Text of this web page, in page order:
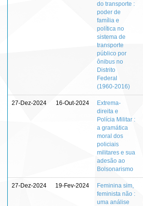
do transporte :
poder de
família e
política no
sistema de
transporte
público por
ônibus no
Distrito
Federal
(1960-2016)
27-Dez-2024 16-Out-2024
Extrema-
direita e
Polícia Militar :
a gramática
moral dos
policiais
militares e sua
adesão ao
Bolsonarismo
27-Dez-2024 19-Fev-2024
Feminina sim,
feminista não :
uma análise